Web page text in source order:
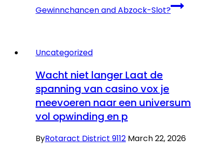
Gewinnchancen and Abzock-Slot?
Uncategorized
Wacht niet langer Laat de
spanning van casino vox je
meevoeren naar een universum
vol opwinding en p
ByRotaract District 9112 March 22, 2026